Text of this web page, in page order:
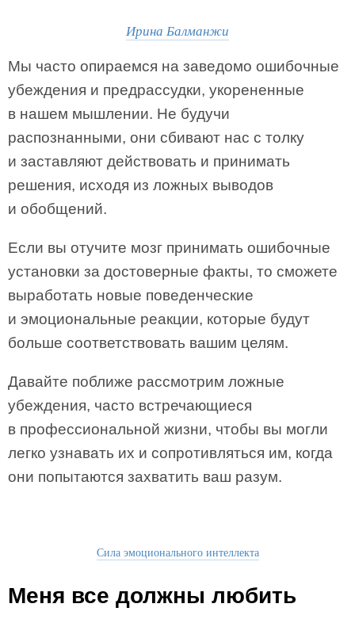
Ирина Балманжи
Мы часто опираемся на заведомо ошибочные
убеждения и предрассудки, укорененные
в нашем мышлении. Не будучи
распознанными, они сбивают нас с толку
и заставляют действовать и принимать
решения, исходя из ложных выводов
и обобщений.
Если вы отучите мозг принимать ошибочные
установки за достоверные факты, то сможете
выработать новые поведенческие
и эмоциональные реакции, которые будут
больше соответствовать вашим целям.
Давайте поближе рассмотрим ложные
убеждения, часто встречающиеся
в профессиональной жизни, чтобы вы могли
легко узнавать их и сопротивляться им, когда
они попытаются захватить ваш разум.
Сила эмоционального интеллекта
Меня все должны любить